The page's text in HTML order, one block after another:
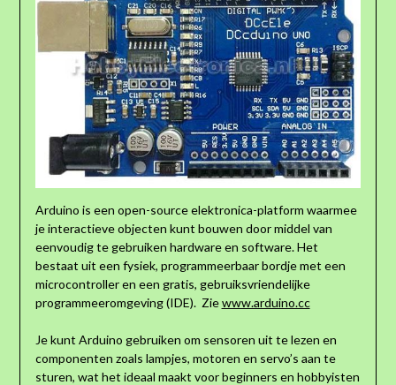
Arduino is een open-source elektronica-platform waarmee
je interactieve objecten kunt bouwen door middel van
eenvoudig te gebruiken hardware en software. Het
bestaat uit een fysiek, programmeerbaar bordje met een
microcontroller en een gratis, gebruiksvriendelijke
programmeeromgeving (IDE). Ziewww.arduino.cc
Je kunt Arduino gebruiken om sensoren uit te lezen en
componenten zoals lampjes, motoren en servo’s aan te
sturen, wat het ideaal maakt voor beginners en hobbyisten